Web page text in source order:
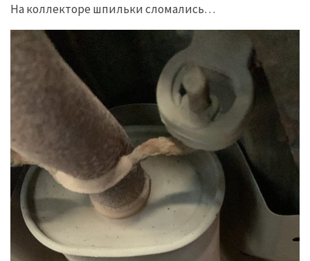
На коллекторе шпильки сломались…